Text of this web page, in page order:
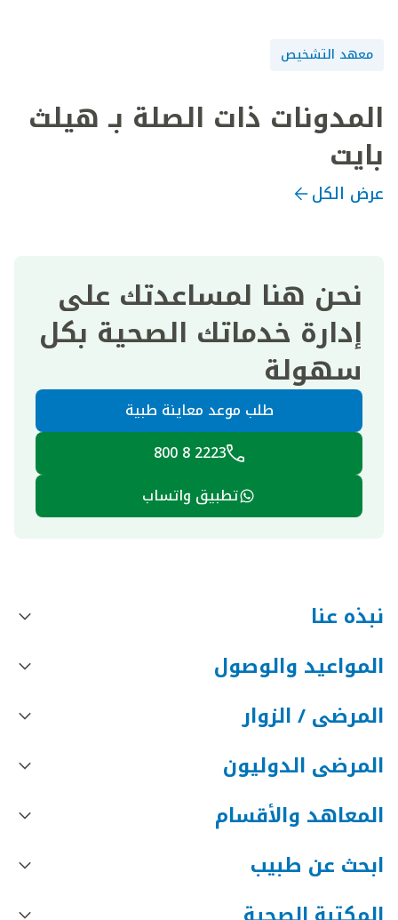
معهد التشخيص
المدونات ذات الصلة بـ هيلث
بايت
عرض الكل
نحن هنا لمساعدتك على
إدارة خدماتك الصحية بكل
سهولة
طلب موعد معاينة طبية
2223 8 800
تطبيق واتساب
نبذه عنا
المواعيد والوصول
المرضى / الزوار
المرضى الدوليون
المعاهد والأقسام
ابحث عن طبيب